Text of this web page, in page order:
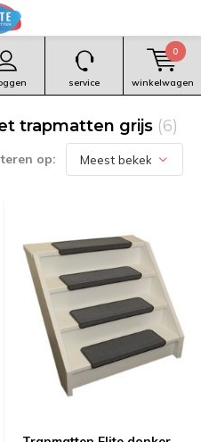
service winkelwagen
0
trapmatten grijs (6)
op: